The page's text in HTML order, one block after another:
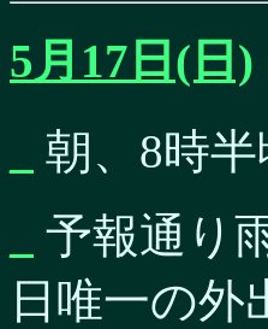
5月17日(日)
朝、8時
予報通り
日唯一の外